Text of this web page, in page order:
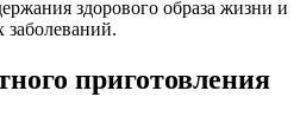
здорового образа жизни и
приготовления